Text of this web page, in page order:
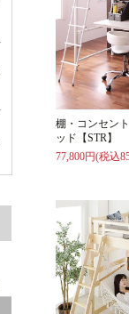
棚・コンセン
ッド【STR】
77,800円(税込